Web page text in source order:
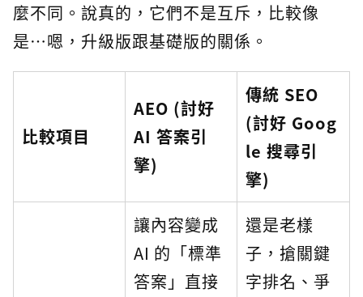
麼不同。說真的，它們不是互斥，比較像
是…嗯，升級版跟基礎版的關係。
比較項目
AEO (討好
AI 答案引
擎)
傳統 SEO
(討好 Goog
le 搜尋引
擎)
讓內容變成
AI 的「標準
答案」直接
還是老樣
子，搶關鍵
字排名、爭